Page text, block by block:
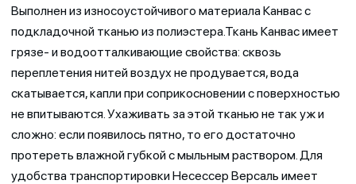
Выполнен из износоустойчивого материала Канвас с
подкладочной тканью из полиэстера.Ткань Канвас имеет
грязе- и водоотталкивающие свойства: сквозь
переплетения нитей воздух не продувается, вода
скатывается, капли при соприкосновении с поверхностью
не впитываются. Ухаживать за этой тканью не так уж и
сложно: если появилось пятно, то его достаточно
протереть влажной губкой с мыльным раствором. Для
удобства транспортировки Несессер Версаль имеет